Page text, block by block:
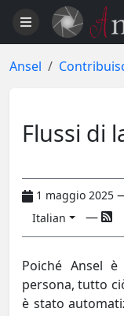
Ansel
Flussi di
1 maggio 2025
Italian —
Poiché Ansel
persona, tutto
è stato